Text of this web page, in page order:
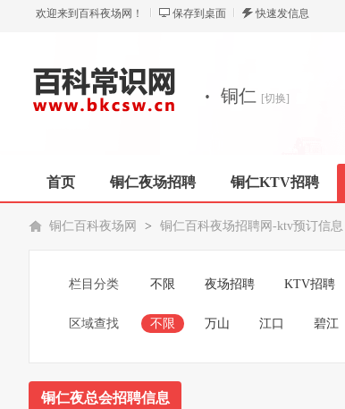
欢迎来到百科夜场网！ 保存到桌面 快速发信息
· 铜仁 [切换]
首页 铜仁夜场招聘 铜仁KTV招聘
铜仁百科夜场网 > 铜仁百科夜场招聘网-ktv预订信息
栏目分类 不限 夜场招聘 KTV招聘
区域查找 不限 万山 江口 碧江
铜仁夜总会招聘信息